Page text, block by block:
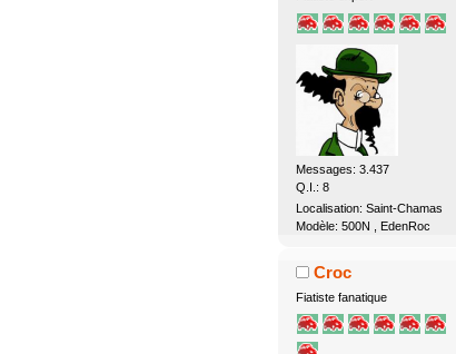
Messages: 3.437
Q.I.: 8
Localisation: Saint-Chamas
Modèle: 500N , EdenRoc
Croc
Fiatiste fanatique